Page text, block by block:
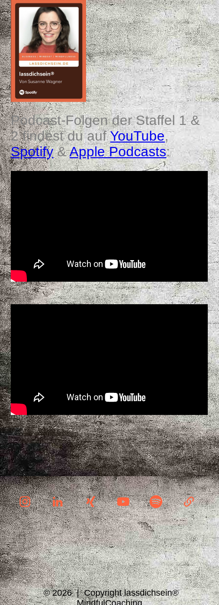
Podcast-Folgen der Staffel 1 &
2 findest du aufYouTube,
Spotify&Apple Podcasts:
© 2026 | Copyright lassdichsein®